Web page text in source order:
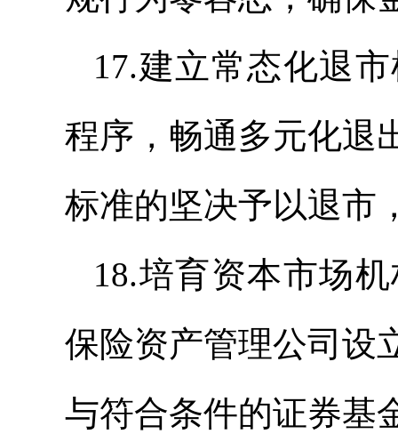
17.建立常态化退
程序，畅通多元化退
标准的坚决予以退市
18.培育资本市场
保险资产管理公司设
与符合条件的证券基